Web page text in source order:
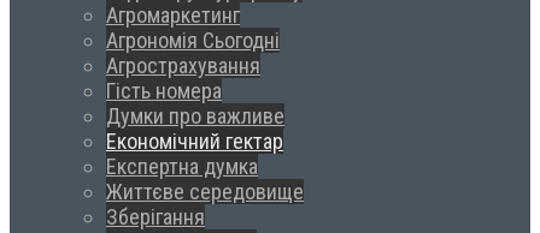
Агромаркетинг
Агрономія Сьогодні
Агрострахування
Гість номера
Думки про важливе
Економічний гектар
Експертна думка
Життєве середовище
Зберігання